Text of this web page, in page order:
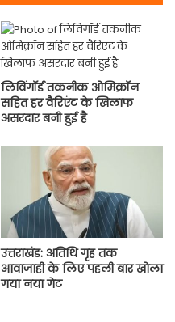
लिविंगॉर्ड तकनीक ओमिक्रॉन
सहित हर वैरिएंट के खिलाफ
असरदार बनी हुई है
उत्तराखंड: अतिथि गृह तक
आवाजाही के लिए पहली बार खोला
गया नया गेट